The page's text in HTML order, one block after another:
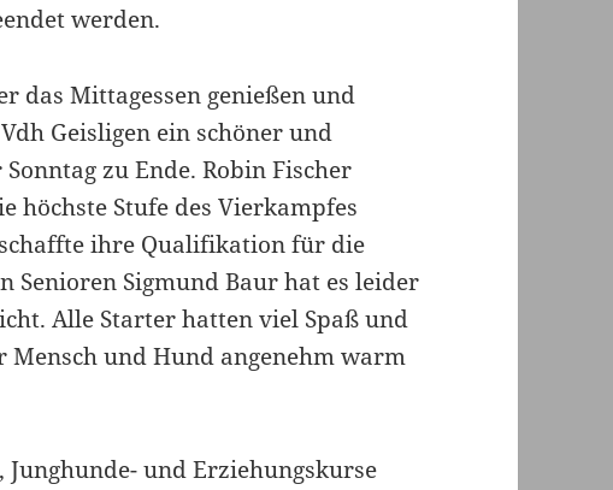
werden.
das Mittagessen genießen und
Geisligen ein schöner und
zu Ende. Robin Fischer
höchste Stufe des Vierkampfes
ihre Qualifikation für die
Senioren Sigmund Baur hat es leider
Alle Starter hatten viel Spaß und
Mensch und Hund angenehm warm
und Erziehungskurse